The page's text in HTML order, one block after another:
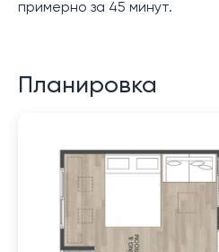
примерно за 45 минут.
Планировка